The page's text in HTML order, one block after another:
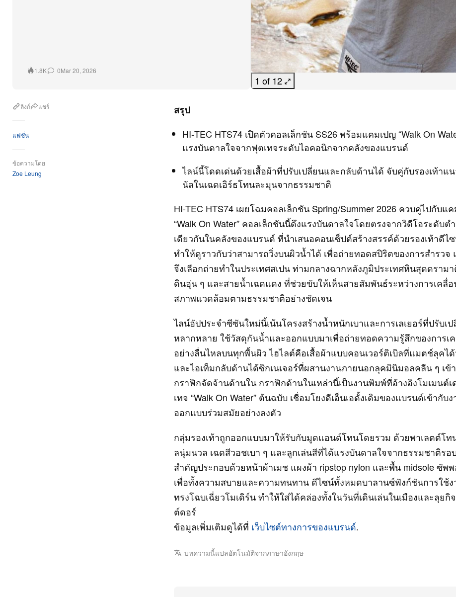
1.8K 0Mar 20, 2026
1 of 12
ลิงก์ แชร์
แฟชั่น
ข้อความโดย
Zoe Leung
สรุป
HI‑TEC HTS74 เปิดตัวคอลเล็กชัน SS26 พร้อมแคมเปญ “Walk On
แรงบันดาลใจจากฟุตเทจระดับไอคอนิกจากคลังของแบรนด์
ไลน์นี้โดดเด่นด้วยเสื้อผ้าที่ปรับเปลี่ยนและกลับด้านได้ จับคู่กับรองเท้าแ
นัลในเฉดเอิร์ธโทนละมุนจากธรรมชาติ
HI-TEC HTS74 เผยโฉมคอลเล็กชัน Spring/Summer 2026 ควบคู่ไปกับแ
“Walk On Water” คอลเล็กชันนี้ดึงแรงบันดาลใจโดยตรงจากวิดีโอระดับต
เดียวกันในคลังของแบรนด์ ที่นำเสนอคอนเซ็ปต์สร้างสรรค์ด้วยรองเท้าดีไ
ทำให้ดูราวกับว่าสามารถวิ่งบนผิวน้ำได้ เพื่อถ่ายทอดสปิริตของการสำรวจ
จึงเลือกถ่ายทำในประเทศสเปน ท่ามกลางฉากหลังภูมิประเทศหินสุดดราม
ดินอุ่น ๆ และสายน้ำเฉดแดง ที่ช่วยขับให้เห็นสายสัมพันธ์ระหว่างการเคลื่
สภาพแวดล้อมตามธรรมชาติอย่างชัดเจน
ไลน์อัปประจำซีซันใหม่นี้เน้นโครงสร้างน้ำหนักเบาและการเลเยอร์ที่ปรับเ
หลากหลาย ใช้วัสดุกันน้ำและออกแบบมาเพื่อถ่ายทอดความรู้สึกของการเ
อย่างลื่นไหลบนทุกพื้นผิว ไฮไลต์คือเสื้อผ้าแบบคอนเวอร์ติเบิลที่แมตช์ลุคไ
และไอเท็มกลับด้านได้ซิกเนเจอร์ที่ผสานงานภายนอกลุคมินิมอลคลีน ๆ เข้
กราฟิกจัดจ้านด้านใน กราฟิกด้านในเหล่านี้เป็นงานพิมพ์ที่อ้างอิงโมเมนต์
เทจ “Walk On Water” ต้นฉบับ เชื่อมโยงดีเอ็นเอดั้งเดิมของแบรนด์เข้ากับ
ออกแบบร่วมสมัยอย่างลงตัว
กลุ่มรองเท้าถูกออกแบบมาให้รับกับมูดแอนด์โทนโดยรวม ด้วยพาเลตต์โท
ลนุ่มนวล เฉดสีวอชเบา ๆ และลูกเล่นสีที่ได้แรงบันดาลใจจากธรรมชาติรอ
สำคัญประกอบด้วยหน้าผ้าเมช แผงผ้า ripstop nylon และพื้น midsole ซัพ
เพื่อทั้งความสบายและความทนทาน ดีไซน์ทั้งหมดบาลานซ์ฟังก์ชันการใช้ง
ทรงโฉบเฉี่ยวโมเดิร์น ทำให้ใส่ได้คล่องทั้งในวันที่เดินเล่นในเมืองและลุยกิ
ต์ดอร์
ข้อมูลเพิ่มเติมดูได้ที่ เว็บไซต์ทางการของแบรนด์.
บทความนี้แปลอัตโนมัติจากภาษาอังกฤษ